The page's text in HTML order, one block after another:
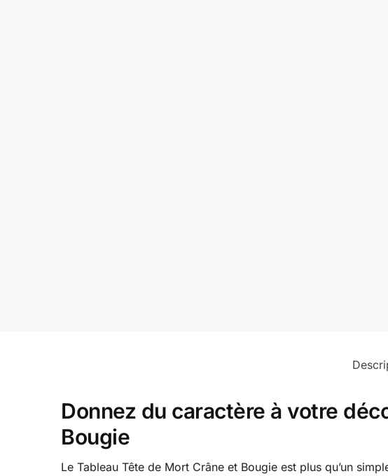
Donnez du caractère à votre
Bougie
Le Tableau Tête de Mort Crâne et Bougie est plus qu’un